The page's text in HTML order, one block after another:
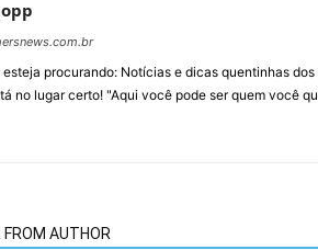
procurando: Notícias e dicas quentinhas
no lugar certo! "Aqui você pode ser quem você
FROM AUTHOR